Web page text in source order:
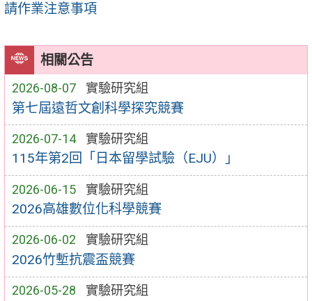
相關公告
2026-08-07 實驗研究組
第七屆遠哲文創科學探究競賽
2026-07-14 實驗研究組
115年第2回「日本留學試驗（EJU）」
2026-06-15 實驗研究組
2026高雄數位化科學競賽
2026-06-02 實驗研究組
2026竹塹抗震盃競賽
2026-05-28 實驗研究組
請作業注意事項